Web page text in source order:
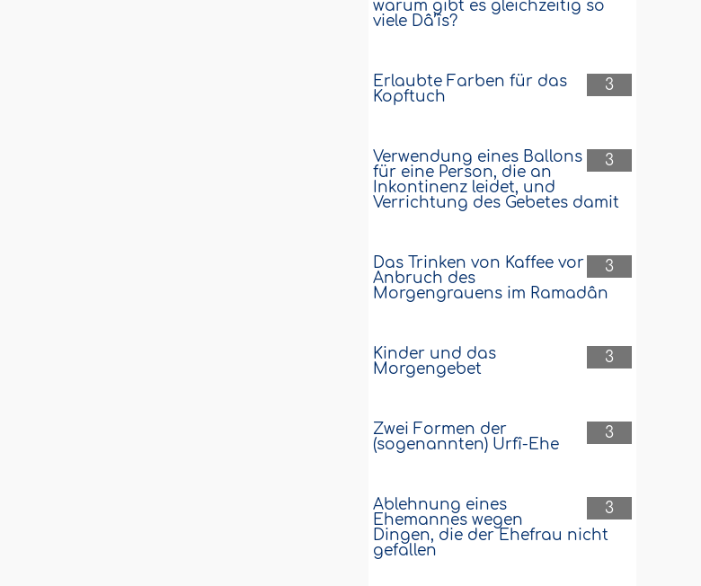
warum gibt es gleichzeitig so
viele Dâ’îs?
3
Erlaubte Farben für das
Kopftuch
3
Verwendung eines Ballons
für eine Person, die an
Inkontinenz leidet, und
Verrichtung des Gebetes damit
3
Das Trinken von Kaffee vor
Anbruch des
Morgengrauens im Ramadân
3
Kinder und das
Morgengebet
3
Zwei Formen der
(sogenannten) Urfî-Ehe
3
Ablehnung eines
Ehemannes wegen
Dingen, die der Ehefrau nicht
gefallen